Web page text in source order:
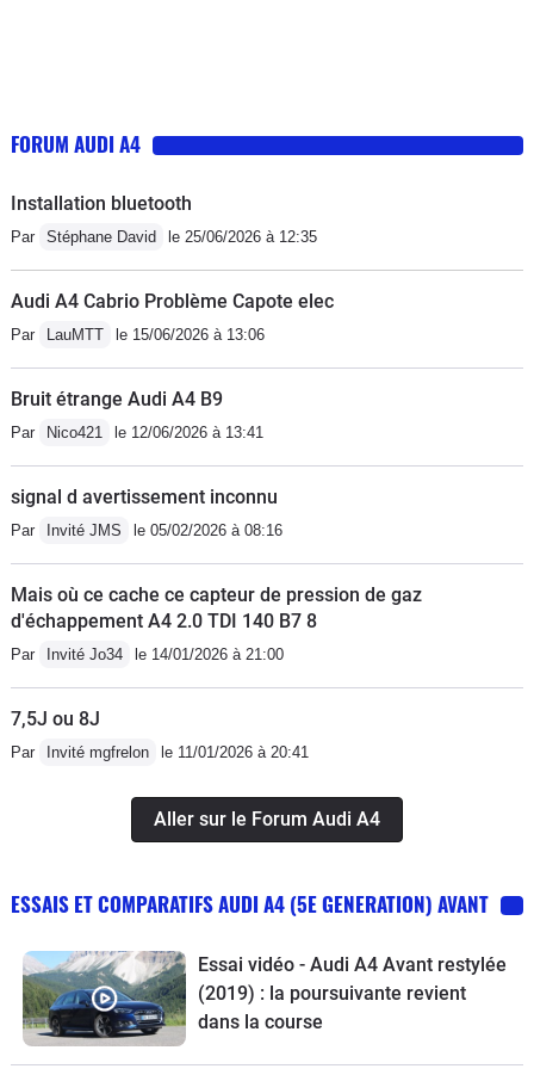
FORUM AUDI A4
Installation bluetooth
Par Stéphane David le 25/06/2026 à 12:35
Audi A4 Cabrio Problème Capote elec
Par LauMTT le 15/06/2026 à 13:06
Bruit étrange Audi A4 B9
Par Nico421 le 12/06/2026 à 13:41
signal d avertissement inconnu
Par Invité JMS le 05/02/2026 à 08:16
Mais où ce cache ce capteur de pression de gaz
d'échappement A4 2.0 TDI 140 B7 8
Par Invité Jo34 le 14/01/2026 à 21:00
7,5J ou 8J
Par Invité mgfrelon le 11/01/2026 à 20:41
Aller sur le Forum Audi A4
ESSAIS ET COMPARATIFS AUDI A4 (5E GENERATION) AVANT
Essai vidéo - Audi A4 Avant restylée
(2019) : la poursuivante revient
dans la course